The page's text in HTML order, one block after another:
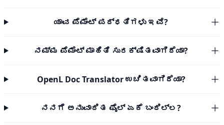
ಯಾವ ಪೆಮೆಂಟ್ ಪದ್ಧತಿಗಳು ಇವೆ?
ನಮ್ಮ ಪೆಮೆಂಟ್ ಮಾಹಿತಿ ಸುರಕ್ಷಿತವಾಗಿದೆಯಾ?
OpenL Doc Translator ಉಚಿತವಾಗಿದೆಯಾ?
ನನಗೆ ಅನುವಾದಿತ ಫೈಲ್ ಏಕೆ ಬಂದಿಲ್ಲ?